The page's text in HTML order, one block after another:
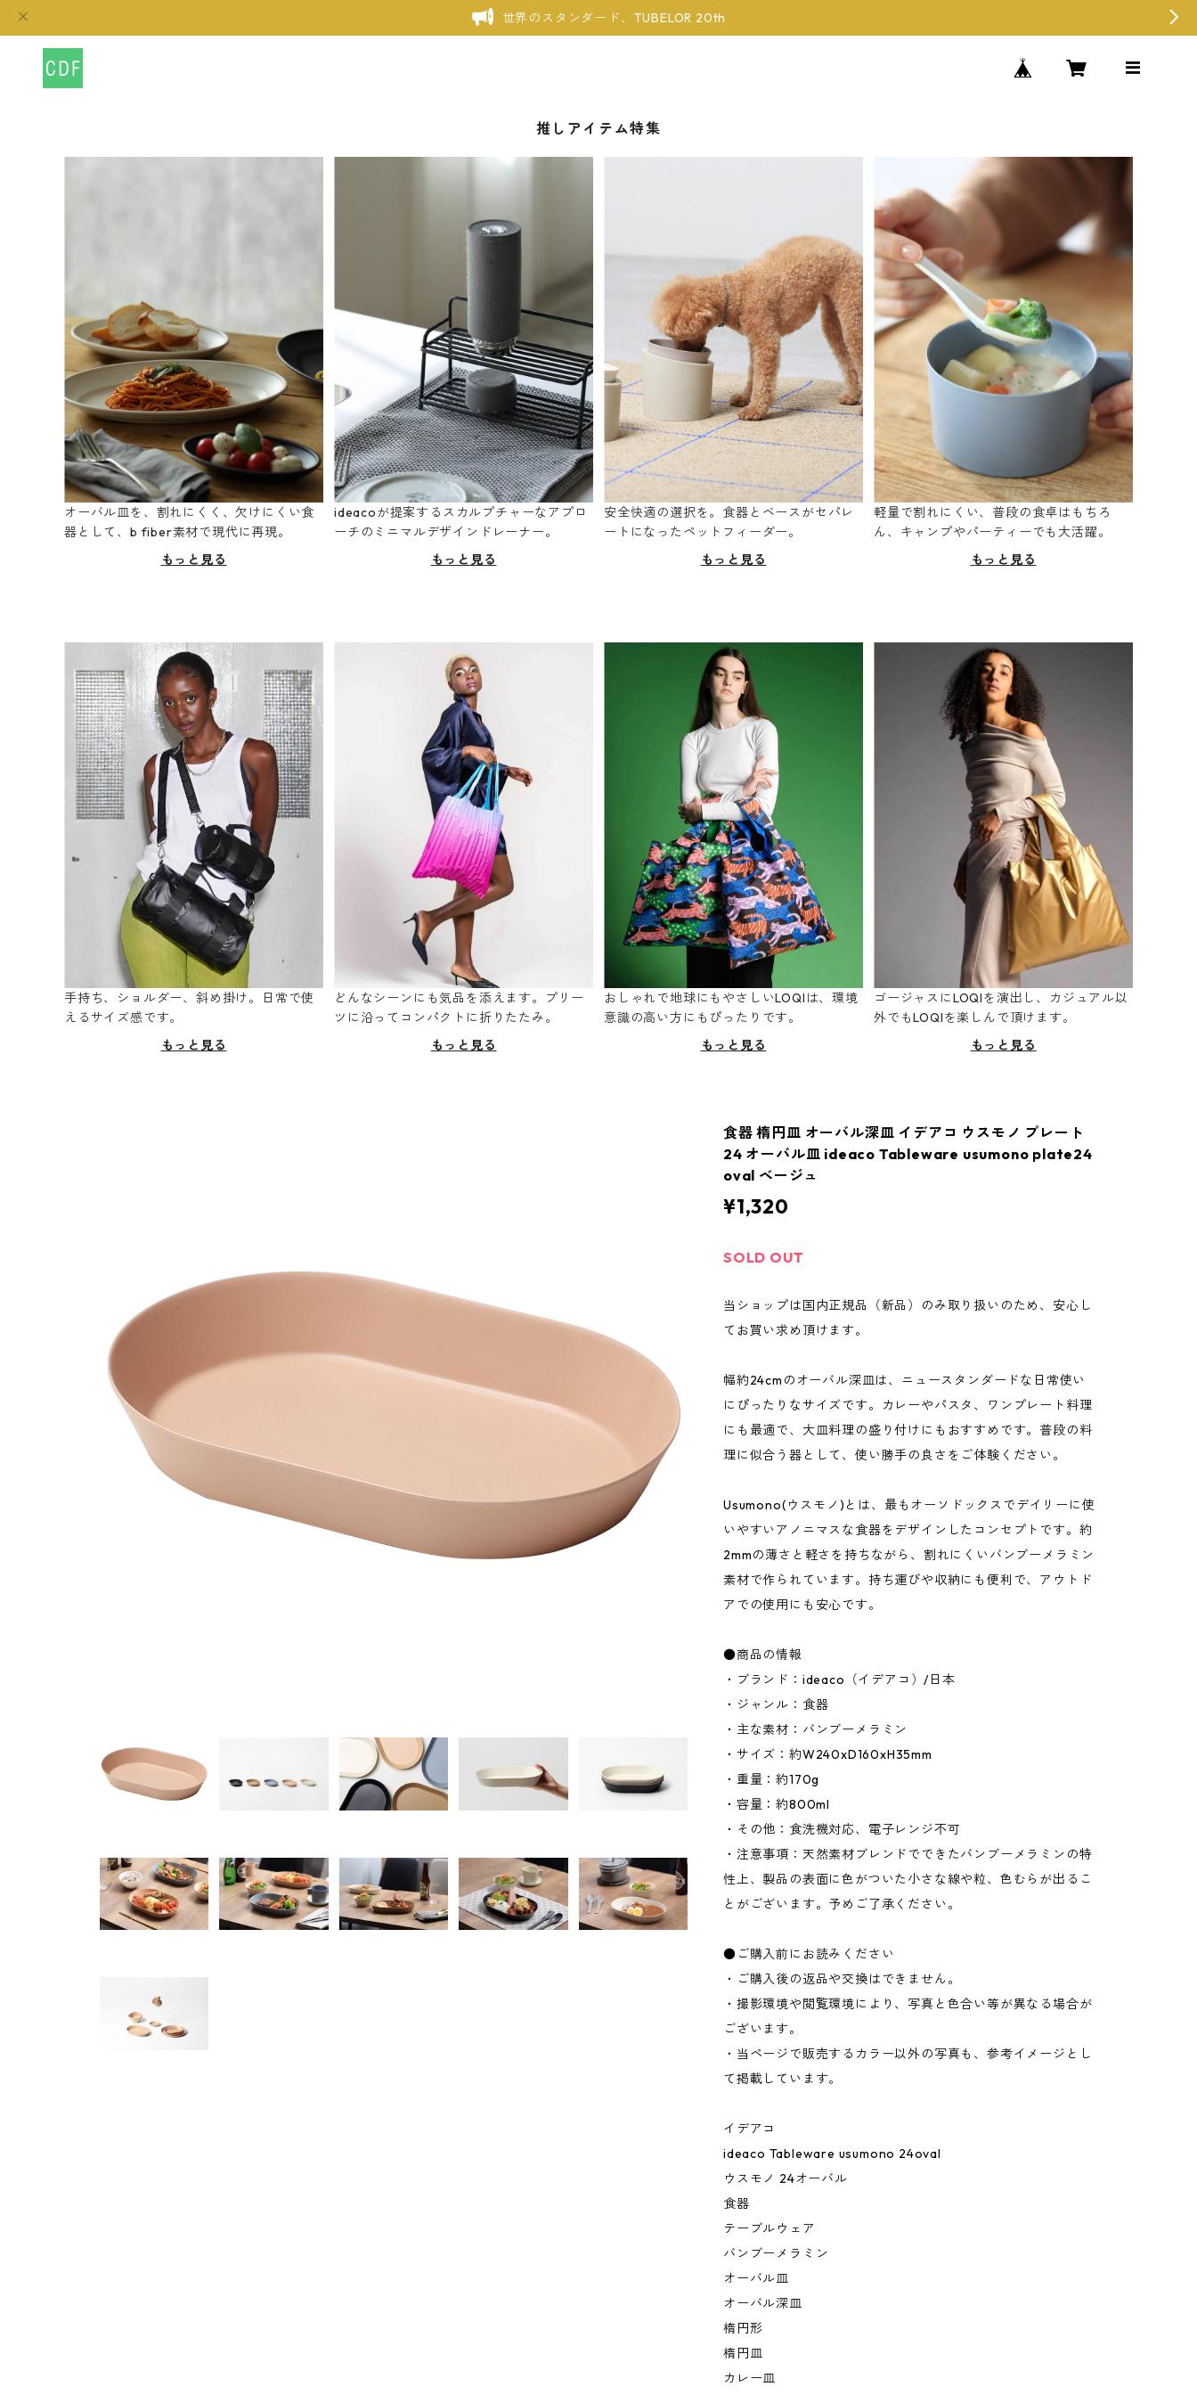
世界のスタンダード、TUBELOR 20th
推しアイテム特集
オーバル皿を、割れにくく、欠けにくい食
器として、b fiber素材で現代に再現。
もっと見る
ideacoが提案するスカルプチャーなアプロ
ーチのミニマルデザインドレーナー。
もっと見る
安全快適の選択を。食器とベースがセパレ
ートになったペットフィーダー。
もっと見る
軽量で割れにくい、普段の食卓はもちろ
ん、キャンプやパーティーでも大活躍。
もっと見る
手持ち、ショルダー、斜め掛け。日常で使
えるサイズ感です。
もっと見る
どんなシーンにも気品を添えます。プリー
ツに沿ってコンパクトに折りたたみ。
もっと見る
おしゃれで地球にもやさしいLOQIは、環境
意識の高い方にもぴったりです。
もっと見る
ゴージャスにLOQIを演出し、カジュアル以
外でもLOQIを楽しんで頂けます。
もっと見る
食器 楕円皿 オーバル深皿 イデアコ ウスモノ プレート
24 オーバル皿 ideaco Tableware usumono plate24
oval ベージュ
¥1,320
SOLD OUT
当ショップは国内正規品（新品）のみ取り扱いのため、安心し
てお買い求め頂けます。
幅約24cmのオーバル深皿は、ニュースタンダードな日常使い
にぴったりなサイズです。カレーやパスタ、ワンプレート料理
にも最適で、大皿料理の盛り付けにもおすすめです。普段の料
理に似合う器として、使い勝手の良さをご体験ください。
Usumono(ウスモノ)とは、最もオーソドックスでデイリーに使
いやすいアノニマスな食器をデザインしたコンセプトです。約
2mmの薄さと軽さを持ちながら、割れにくいバンブーメラミン
素材で作られています。持ち運びや収納にも便利で、アウトド
アでの使用にも安心です。
●商品の情報
・ブランド：ideaco（イデアコ）/日本
・ジャンル：食器
・主な素材：バンブーメラミン
・サイズ：約W240xD160xH35mm
・重量：約170g
・容量：約800ml
・その他：食洗機対応、電子レンジ不可
・注意事項：天然素材ブレンドでできたバンブーメラミンの特
性上、製品の表面に色がついた小さな線や粒、色むらが出るこ
とがございます。予めご了承ください。
●ご購入前にお読みください
・ご購入後の返品や交換はできません。
・撮影環境や閲覧環境により、写真と色合い等が異なる場合が
ございます。
・当ページで販売するカラー以外の写真も、参考イメージとし
て掲載しています。
イデアコ
ideaco Tableware usumono 24oval
ウスモノ 24オーバル
食器
テーブルウェア
バンブーメラミン
オーバル皿
オーバル深皿
楕円形
楕円皿
カレー皿